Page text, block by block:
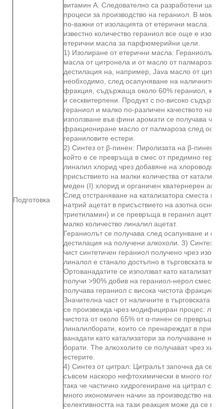
Подготовка
витамин А. Следователно са разработени
процеси за производство на гераниол. В
по-важни от изолацията от етерични масла.
известно количество гераниол все още е
етерични масла за парфюмерийни цели.
1) Изолиране от етерични масла: Гераниолът
масла от цитронела и от масло от палмароза.
дестилация на, например, Java масло от
необходимо, след осапуняване на наличните
фракция, съдържаща около 60% гераниол,
и сесквитерпени. Продукт с по-високо
гераниол и малко по-различен качеството на
използване във фини аромати се получава чрез
фракциониране масло от палмароза след
гераниловите естери.
2) Синтез от β-пинен: Пиролизата на β-пинен
който е се превръща в смес от предимно
линалил хлорид чрез добавяне на
присъствието на малки количества от
меден (I) хлорид и органичен кватернерен
След отстраняване на катализатора сместа
натрий ацетат в присъствието на азотна
триетиламин) и се превръща в геранил ацетат,
малко количество линалил ацетат.
Гераниолът се получава след осапунване и
дестилация на получени алкохоли. 3) Синтез
чист синтетичен гераниол получено чрез
линалол е станало достъпно в търговската
Ортованадатите се използват като
получи >90% добив на гераниол-нерол смес.
получава гераниол с висока чистота
Значителна част от наличните в търговската
се произвежда чрез модифициран процес:
чистота от около 65% от α-пинен се превръща в
линалилборати, които се пренареждат в
ванадати като катализатори за получаване на
борати. The алкохолите се получават чрез
естерите.
4) Синтез от цитрал: Цитралът започна да се
съвсем наскоро нефтохимически в много
така че частично хидрогениране на цитрал се
много икономичен начин за производство на
селективността на тази реакция може да се